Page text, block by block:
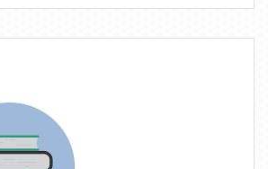
ПЕШБАРӢ
ВА